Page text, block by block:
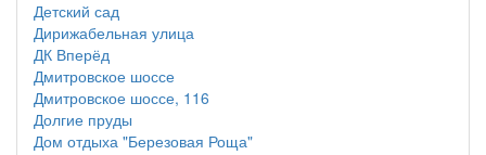
Детский сад
Дирижабельная улица
ДК Вперёд
Дмитровское шоссе
Дмитровское шоссе, 116
Долгие пруды
Дом отдыха "Березовая Роща"